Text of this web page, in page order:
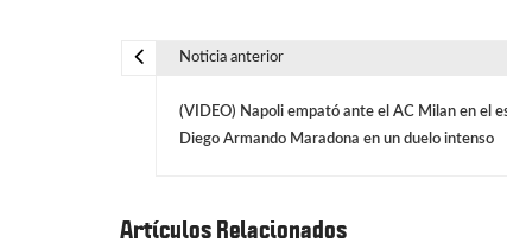
Noticia anterior
(VIDEO) Napoli empató ante el AC Milan en el
Diego Armando Maradona en un duelo intenso
Artículos Relacionados